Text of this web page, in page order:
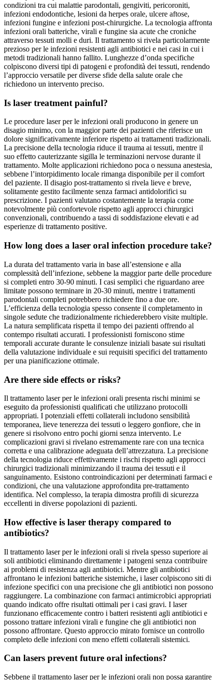
condizioni tra cui malattie parodontali, gengiviti, pericoroniti,
infezioni endodontiche, lesioni da herpes orale, ulcere aftose,
infezioni fungine e infezioni post-chirurgiche. La tecnologia affronta
infezioni orali batteriche, virali e fungine sia acute che croniche
attraverso tessuti molli e duri. Il trattamento si rivela particolarmente
prezioso per le infezioni resistenti agli antibiotici e nei casi in cui i
metodi tradizionali hanno fallito. Lunghezze d’onda specifiche
colpiscono diversi tipi di patogeni e profondità dei tessuti, rendendo
l’approccio versatile per diverse sfide della salute orale che
richiedono un intervento preciso.
Is laser treatment painful?
Le procedure laser per le infezioni orali producono in genere un
disagio minimo, con la maggior parte dei pazienti che riferisce un
dolore significativamente inferiore rispetto ai trattamenti tradizionali.
La precisione della tecnologia riduce il trauma ai tessuti, mentre il
suo effetto cauterizzante sigilla le terminazioni nervose durante il
trattamento. Molte applicazioni richiedono poca o nessuna anestesia,
sebbene l’intorpidimento locale rimanga disponibile per il comfort
del paziente. Il disagio post-trattamento si rivela lieve e breve,
solitamente gestito facilmente senza farmaci antidolorifici su
prescrizione. I pazienti valutano costantemente la terapia come
notevolmente più confortevole rispetto agli approcci chirurgici
convenzionali, contribuendo a tassi di soddisfazione elevati e ad
esperienze di trattamento positive.
How long does a laser oral infection procedure take?
La durata del trattamento varia in base all’estensione e alla
complessità dell’infezione, sebbene la maggior parte delle procedure
si completi entro 30-90 minuti. I casi semplici che riguardano aree
limitate possono terminare in 20-30 minuti, mentre i trattamenti
parodontali completi potrebbero richiedere fino a due ore.
L’efficienza della tecnologia spesso consente il completamento in
singole sedute che tradizionalmente richiederebbero visite multiple.
La natura semplificata rispetta il tempo dei pazienti offrendo al
contempo risultati accurati. I professionisti forniscono stime
temporali accurate durante le consulenze iniziali basate sui risultati
della valutazione individuale e sui requisiti specifici del trattamento
per una pianificazione ottimale.
Are there side effects or risks?
Il trattamento laser per le infezioni orali presenta rischi minimi se
eseguito da professionisti qualificati che utilizzano protocolli
appropriati. I potenziali effetti collaterali includono sensibilità
temporanea, lieve tenerezza dei tessuti o leggero gonfiore, che in
genere si risolvono entro pochi giorni senza intervento. Le
complicazioni gravi si rivelano estremamente rare con una tecnica
corretta e una calibrazione adeguata dell’attrezzatura. La precisione
della tecnologia riduce effettivamente i rischi rispetto agli approcci
chirurgici tradizionali minimizzando il trauma dei tessuti e il
sanguinamento. Esistono controindicazioni per determinati farmaci e
condizioni, che una valutazione approfondita pre-trattamento
identifica. Nel complesso, la terapia dimostra profili di sicurezza
eccellenti in diverse popolazioni di pazienti.
How effective is laser therapy compared to
antibiotics?
Il trattamento laser per le infezioni orali si rivela spesso superiore ai
soli antibiotici eliminando direttamente i patogeni senza contribuire
ai problemi di resistenza agli antibiotici. Mentre gli antibiotici
affrontano le infezioni batteriche sistemiche, i laser colpiscono siti di
infezione specifici con una precisione che gli antibiotici non possono
raggiungere. La combinazione con farmaci antimicrobici appropriati
quando indicato offre risultati ottimali per i casi gravi. I laser
funzionano efficacemente contro i batteri resistenti agli antibiotici e
possono trattare infezioni virali e fungine che gli antibiotici non
possono affrontare. Questo approccio mirato fornisce un controllo
completo delle infezioni con meno effetti collaterali sistemici.
Can lasers prevent future oral infections?
Sebbene il trattamento laser per le infezioni orali non possa garantire